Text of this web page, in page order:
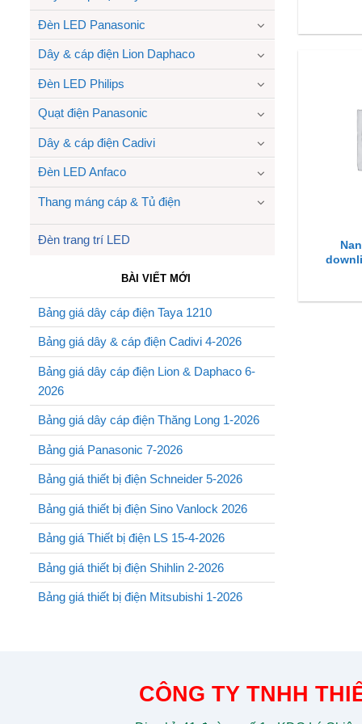
Đèn LED Panasonic
Dây & cáp điện Lion Daphaco
Đèn LED Philips
Quạt điện Panasonic
Dây & cáp điện Cadivi
Đèn LED Anfaco
Thang máng cáp & Tủ điện
Đèn trang trí LED
BÀI VIẾT MỚI
Bảng giá dây cáp điện Taya 1210
Bảng giá dây & cáp điện Cadivi 4-2026
Bảng giá dây cáp điện Lion & Daphaco 6-
2026
Bảng giá dây cáp điện Thăng Long 1-2026
Bảng giá Panasonic 7-2026
Bảng giá thiết bị điện Schneider 5-2026
Bảng giá thiết bị điện Sino Vanlock 2026
Bảng giá Thiết bị điện LS 15-4-2026
Bảng giá thiết bị điện Shihlin 2-2026
Bảng giá thiết bị điện Mitsubishi 1-2026
CÔNG TY TNHH